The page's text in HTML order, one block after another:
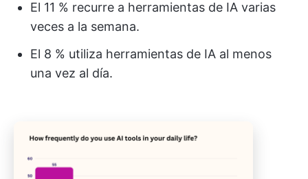
El 11 % recurre a herramientas de IA varias
veces a la semana.
El 8 % utiliza herramientas de IA al menos
una vez al día.